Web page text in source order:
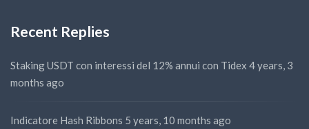
Recent Replies
Staking USDT con interessi del 12% annui con Tidex 4 years, 3
months ago
Indicatore Hash Ribbons 5 years, 10 months ago